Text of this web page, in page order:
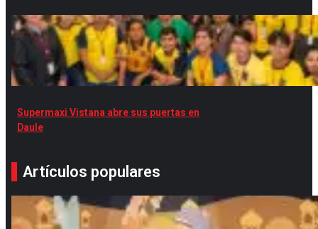
Supermaxi Vistana abre sus puertas en
Daule
Artículos populares